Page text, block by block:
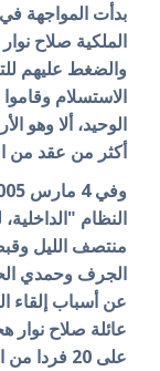
الملكية صلاح
والضغط عليهم
الاستسلام
الوحيد، ألا وهو
أكثر من عقد من
النظام
منتصف الليل
الجرف وحمدي
عن أسباب إلقاء
عائلة صلاح نوار
على 20